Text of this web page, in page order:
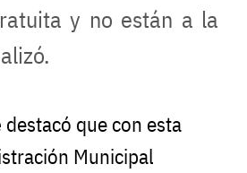
y no están a la
destacó que con esta
Municipal